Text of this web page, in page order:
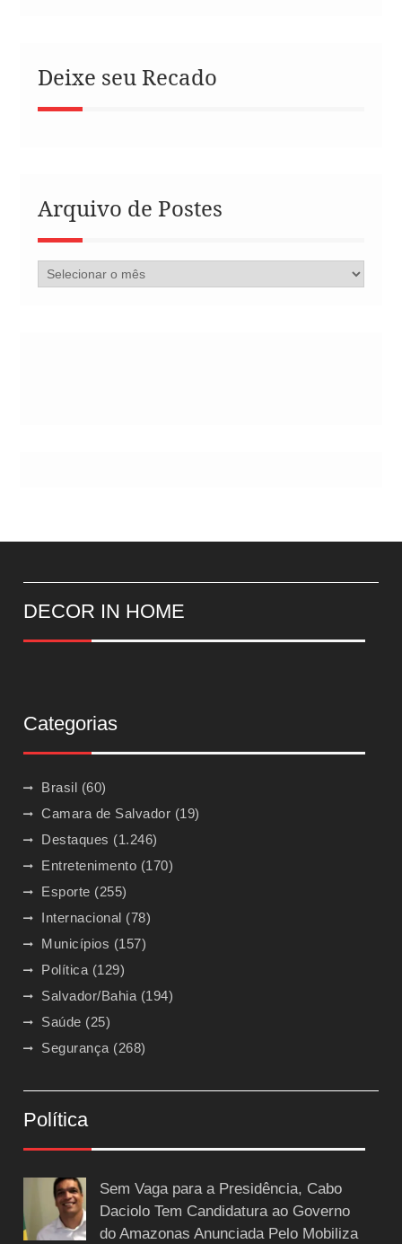
Deixe seu Recado
Arquivo de Postes
Arquivo
de
DECOR IN HOME
Categorias
Brasil (60)
Camara de Salvador (19)
Destaques (1.246)
Entretenimento (170)
Esporte (255)
Internacional (78)
Municípios (157)
Política (129)
Salvador/Bahia (194)
Saúde (25)
Segurança (268)
Política
Sem Vaga para a Presidência, Cabo
Daciolo Tem Candidatura ao Governo
do Amazonas Anunciada Pelo Mobiliza